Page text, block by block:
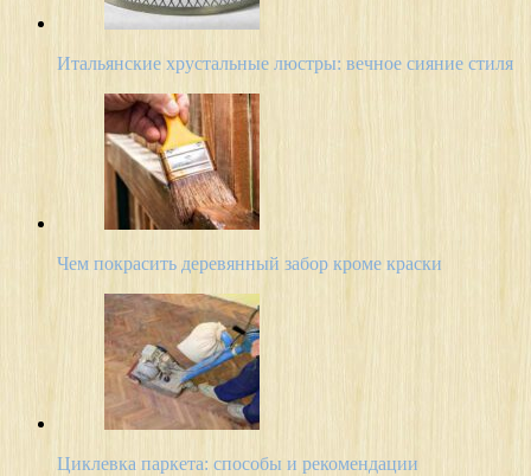
Итальянские хрустальные люстры: вечное сияние стиля
Чем покрасить деревянный забор кроме краски
Циклевка паркета: способы и рекомендации